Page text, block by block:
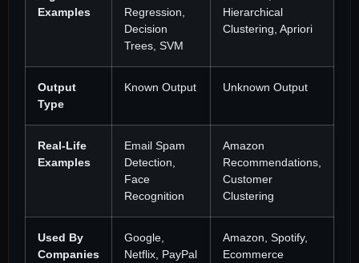
Examples
Regression,
Decision
Trees, SVM
Hierarchical
Clustering, Apriori
Output
Type
Known Output Unknown Output
Real-Life
Examples
Email Spam
Detection,
Face
Recognition
Amazon
Recommendations,
Customer
Clustering
Used By
Companies
Google,
Netflix, PayPal
Amazon, Spotify,
Ecommerce